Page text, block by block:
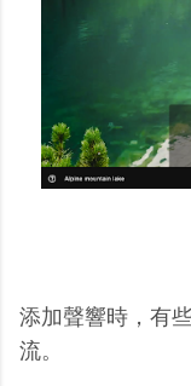
添加聲響時，有
流。